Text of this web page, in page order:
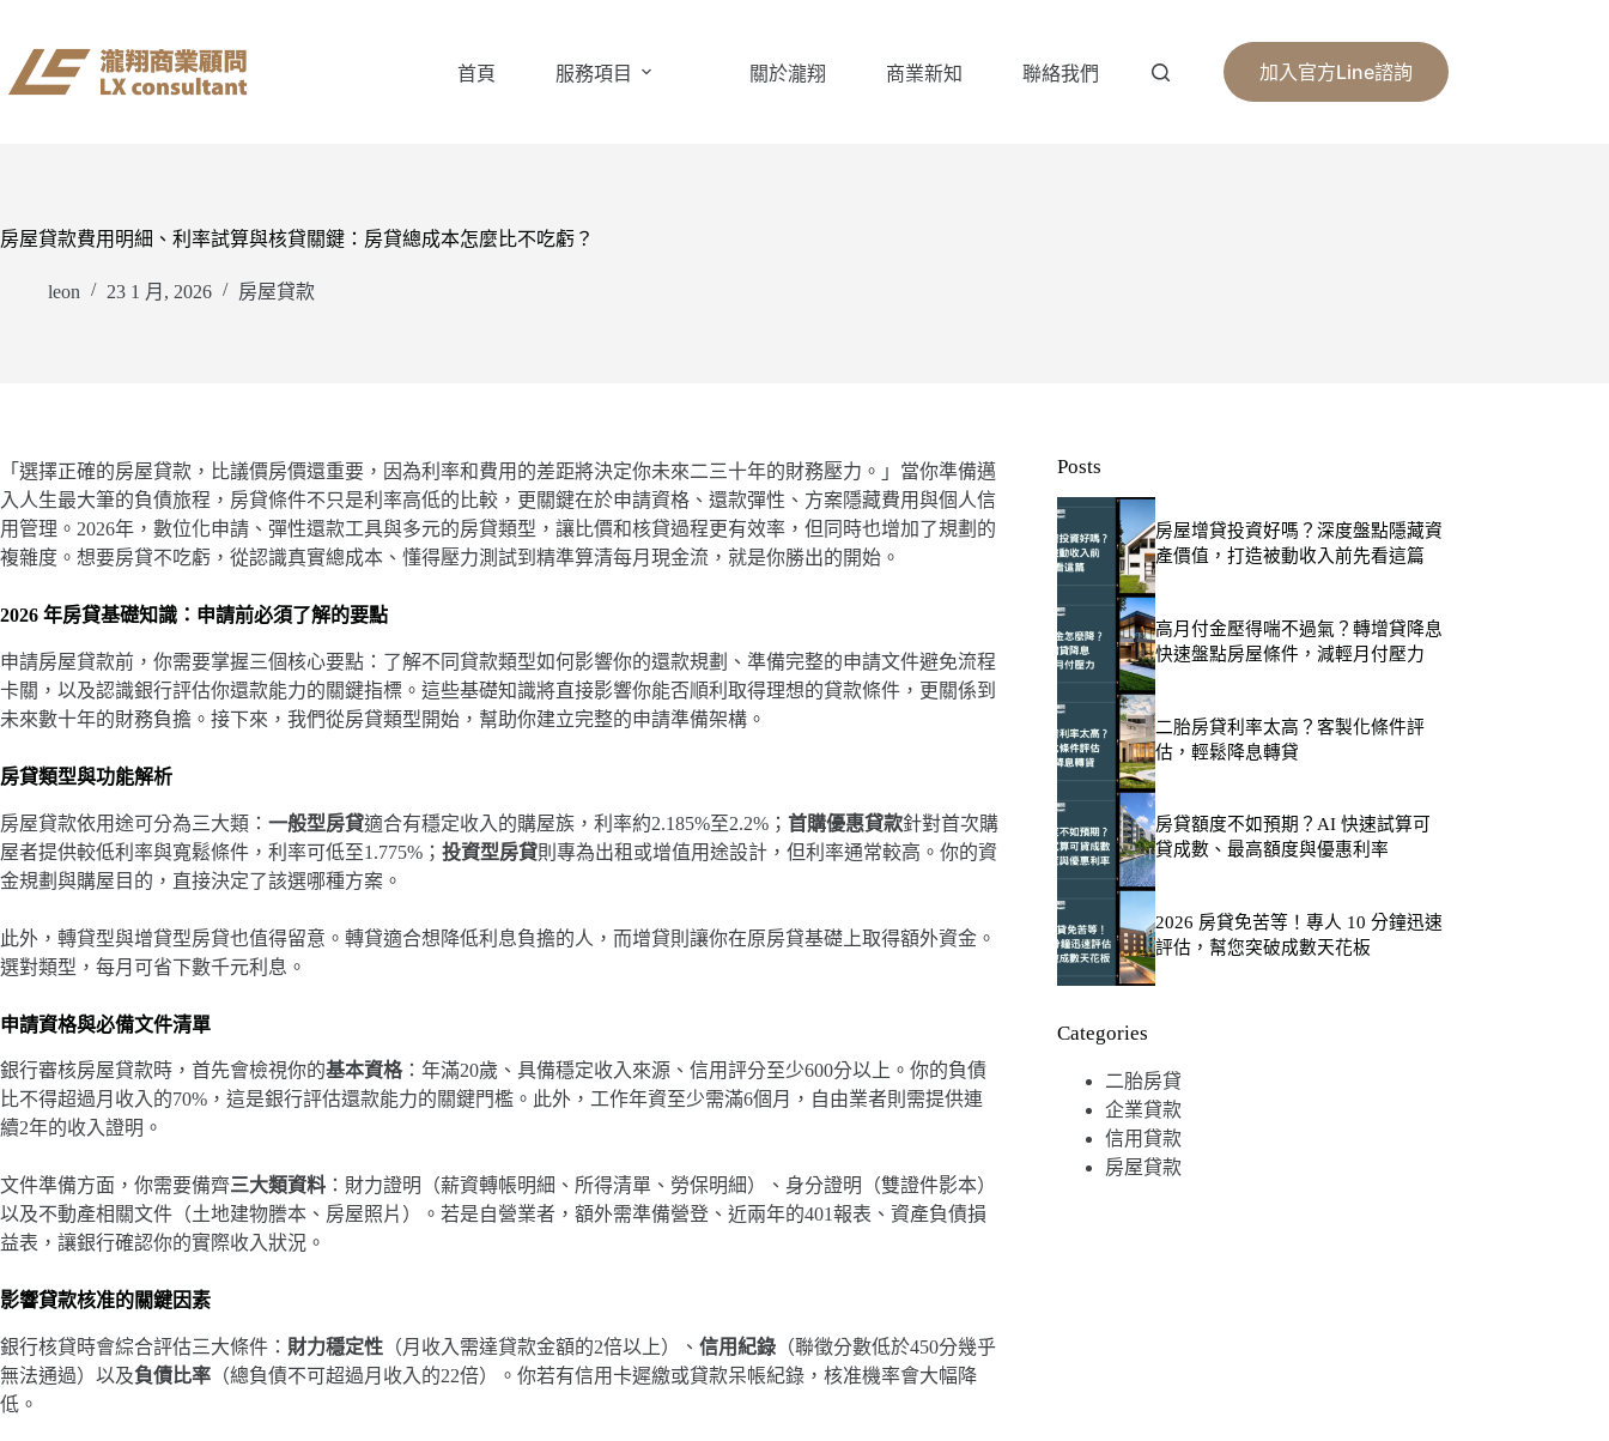
要
首頁 服務項目 關於瀧翔 商業新知 聯絡我們 加入官方Line諮詢
房屋貸款費用明細、利率試算與核貸關鍵：房貸總成本怎麼比不吃虧？
leon 23 1 月, 2026 房屋貸款
「選擇正確的房屋貸款，比議價房價還重要，因為利率和費用的差距將決定你未來二三十年的財務壓力。」當你準備邁
入人生最大筆的負債旅程，房貸條件不只是利率高低的比較，更關鍵在於申請資格、還款彈性、方案隱藏費用與個人信
用管理。2026年，數位化申請、彈性還款工具與多元的房貸類型，讓比價和核貸過程更有效率，但同時也增加了規劃的
複雜度。想要房貸不吃虧，從認識真實總成本、懂得壓力測試到精準算清每月現金流，就是你勝出的開始。
2026 年房貸基礎知識：申請前必須了解的要點
申請房屋貸款前，你需要掌握三個核心要點：了解不同貸款類型如何影響你的還款規劃、準備完整的申請文件避免流程
卡關，以及認識銀行評估你還款能力的關鍵指標。這些基礎知識將直接影響你能否順利取得理想的貸款條件，更關係到
未來數十年的財務負擔。接下來，我們從房貸類型開始，幫助你建立完整的申請準備架構。
房貸類型與功能解析
房屋貸款依用途可分為三大類： 一般型房貸適合有穩定收入的購屋族，利率約2.185%至2.2%； 首購優惠貸款針對首次購
屋者提供較低利率與寬鬆條件，利率可低至1.775%； 投資型房貸則專為出租或增值用途設計，但利率通常較高。你的資
金規劃與購屋目的，直接決定了該選哪種方案。
此外，轉貸型與增貸型房貸也值得留意。轉貸適合想降低利息負擔的人，而增貸則讓你在原房貸基礎上取得額外資金。
選對類型，每月可省下數千元利息。
申請資格與必備文件清單
銀行審核房屋貸款時，首先會檢視你的基本資格：年滿20歲、具備穩定收入來源、信用評分至少600分以上。你的負債
比不得超過月收入的70%，這是銀行評估還款能力的關鍵門檻。此外，工作年資至少需滿6個月，自由業者則需提供連
續2年的收入證明。
文件準備方面，你需要備齊三大類資料 ：財力證明（薪資轉帳明細、所得清單、勞保明細）、身分證明（雙證件影本）
以及不動產相關文件（土地建物謄本、房屋照片）。若是自營業者，額外需準備營登、近兩年的401報表、資產負債損
益表，讓銀行確認你的實際收入狀況。
影響貸款核准的關鍵因素
銀行核貸時會綜合評估三大條件： 財力穩定性 （月收入需達貸款金額的2倍以上）、 信用紀錄 （聯徵分數低於450分幾乎
無法通過）以及負債比率 （總負債不可超過月收入的22倍）。你若有信用卡遲繳或貸款呆帳紀錄，核准機率會大幅降
低。
Posts
房屋增貸投資好嗎？深度盤點隱藏資
產價值，打造被動收入前先看這篇
高月付金壓得喘不過氣？轉增貸降息
快速盤點房屋條件，減輕月付壓力
二胎房貸利率太高？客製化條件評
估，輕鬆降息轉貸
房貸額度不如預期？AI 快速試算可
貸成數、最高額度與優惠利率
2026 房貸免苦等！專人 10 分鐘迅速
評估，幫您突破成數天花板
Categories
二胎房貸
企業貸款
信用貸款
房屋貸款